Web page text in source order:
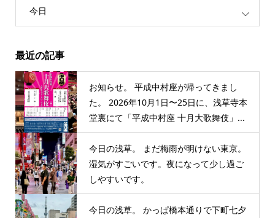
今日
最近の記事
お知らせ。 平成中村座が帰ってきまし
た。 2026年10月1日〜25日に、浅草寺本
堂裏にて「平成中村座 十月大歌舞伎」...
今日の浅草。 まだ梅雨が明けない東京。
湿気がすごいです。夜になって少し過ご
しやすいです。
今日の浅草。 かっぱ橋本通りで下町七夕